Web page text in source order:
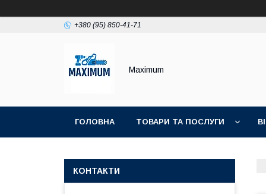
+380 (95) 850-41-71
Maximum
ГОЛОВНА ТОВАРИ ТА ПОСЛУГИ
КОНТАКТИ